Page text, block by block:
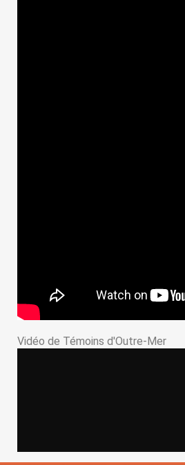
Vidéo de Témoins d'Outre-Mer